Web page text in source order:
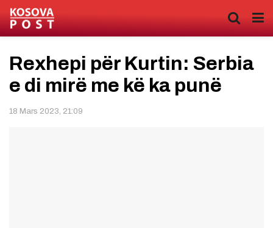
Rexhepi për Kurtin: Serbia
e di mirë me kë ka punë
18 Mars 2023, 21:09